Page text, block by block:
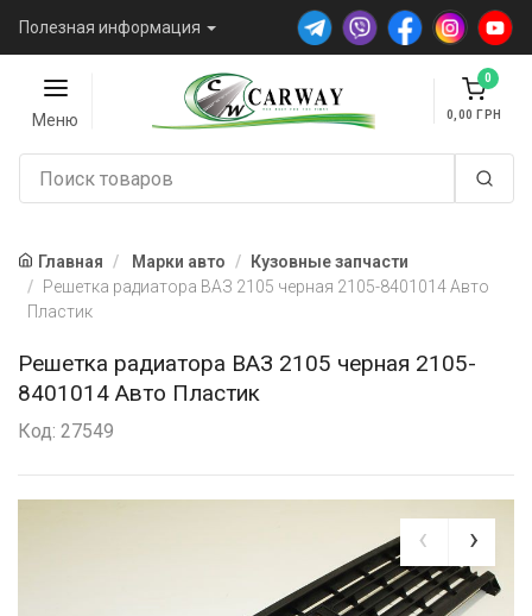
Полезная информация
Меню
0
0,00
Главная Марки авто
Кузовные запчасти
Решетка радиатора ВАЗ 2105 черная 2105-8401014 Авто
Пластик
Решетка радиатора ВАЗ 2105 черная 2105-
8401014 Авто Пластик
Код: 27549